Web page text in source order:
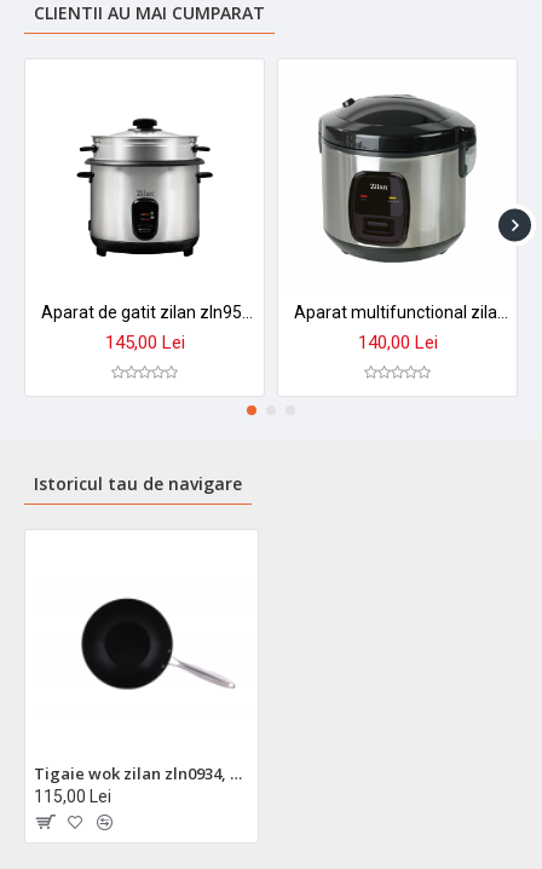
CLIENTII AU MAI CUMPARAT
145,00 Lei 140,00 Lei
Istoricul tau de navigare
Tigaie wok zilan zln0934, din titan, 28cm, 7 straturi antiaderente, compatibila cuptor 280°c si inductie
115,00 Lei